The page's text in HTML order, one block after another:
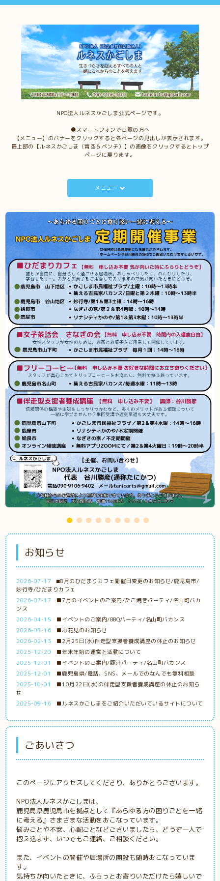
NPO法人ルネスかごしま公式ページです。
●スマートフォンでご覧の方へ
【メニュー】のバナーをクリックすると各ページの見出しが表示されます。
最上部の【ルネスかごしま（青空＆ベンチ）】の画像をクリックするとトップ
ページに戻ります。
メニュー
お知らせ
2026-07-17
⬛︎8月のひだまりカフェ開催日変更のお知らせ/鹿児島市/
妙行寺/ひだまりカフェ
2026-07-17
■7月のイベントのご案内/たこ焼きパーティ/名山町バカ
ンス
2026-04-15
■イベントのご案内/BBQパーティ/名山町バカンス
2026-03-16
■お花見のお知らせ
2026-02-13
■2月25日(水)伴走型支援者養成講座の休止のお知らせ
2025-12-20
■年末年始の運営と活動について
2025-12-01
■イベントのご案内/豚汁パーティ/名山町バカンス
2025-12-01
■鹿児島県/電話、SNS、メールでのなんでも無料相談
2025-10-01
■10月22日(水)の伴走型支援者養成講座の休止のお知ら
せ
2025-09-16
■ルネスかごしまをご紹介いただいているサイトについて
ごあいさつ
このページにアクセスしてくださり、ありがとうございます。
NPO法人ルネスかごしまは、
鹿児島県鹿児島市を拠点として『あらゆる方の困りごとを一緒
に考える』さまざまな活動をおこなっています。
悩みごとや不安、心配ごとなどございましたら、どうぞ一人で
抱え込まず、いつでもご連絡、ご相談ください。
また、イベントの開催や居場所の開設も随時おこなっていま
す。
気持ちが向いたときに、ふらっとお寄りいただけたら嬉しいで